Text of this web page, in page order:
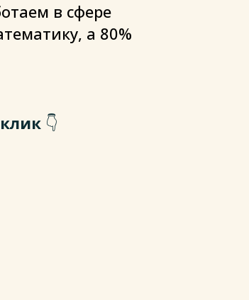
в сфере
а 80%
👇